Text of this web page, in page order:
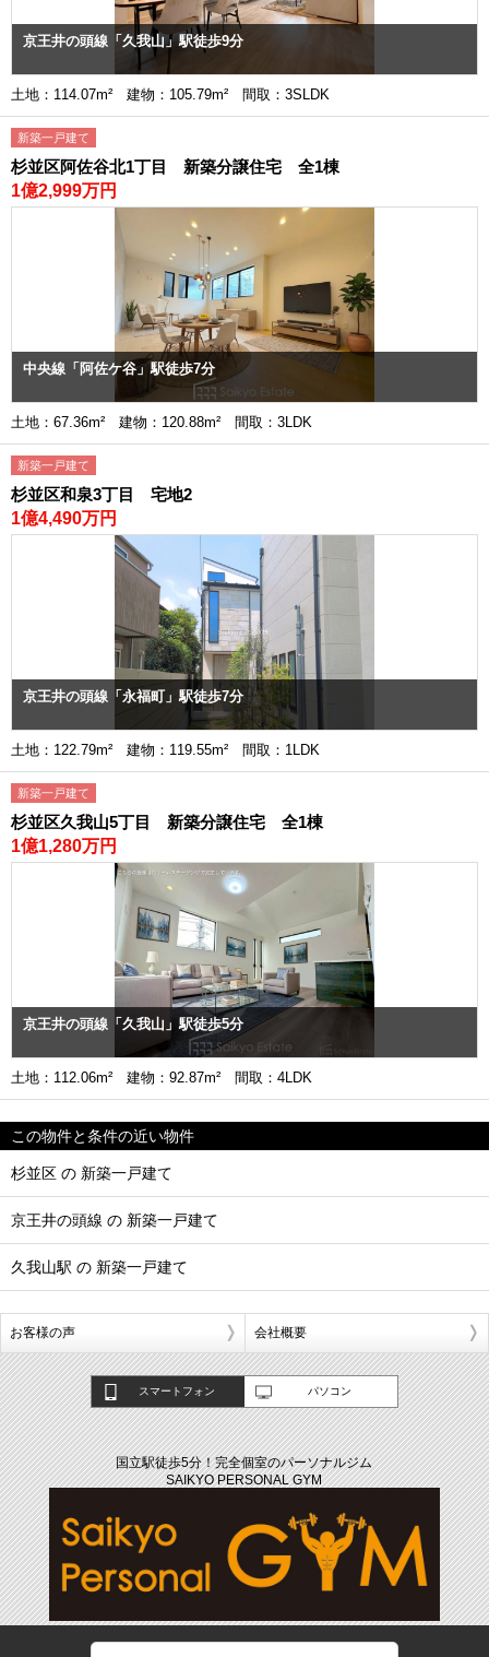
京王井の頭線「久我山」駅徒歩9分
土地：114.07m² 建物：105.79m² 間取：3SLDK
新築一戸建て
杉並区阿佐谷北1丁目 新築分譲住宅 全1棟
1億2,999万円
中央線「阿佐ケ谷」駅徒歩7分
土地：67.36m² 建物：120.88m² 間取：3LDK
新築一戸建て
杉並区和泉3丁目 宅地2
1億4,490万円
京王井の頭線「永福町」駅徒歩7分
土地：122.79m² 建物：119.55m² 間取：1LDK
新築一戸建て
杉並区久我山5丁目 新築分譲住宅 全1棟
1億1,280万円
京王井の頭線「久我山」駅徒歩5分
土地：112.06m² 建物：92.87m² 間取：4LDK
この物件と条件の近い物件
杉並区 の 新築一戸建て
京王井の頭線 の 新築一戸建て
久我山駅 の 新築一戸建て
お客様の声 会社概要
スマートフォン パソコン
国立駅徒歩5分！完全個室のパーソナルジム
SAIKYO PERSONAL GYM